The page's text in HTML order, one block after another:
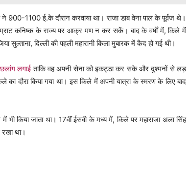
ने 900-1100 ई.के दौरान करवाया था। राजा डाब वेना पाल के पूर्वज थे।
सम्राट कनिष्क के राज्य पर आक्र मण न कर सकें। बाद के वर्षों में, किले में
सुल्ताना, दिल्ली की पहली महारानी किला मुबारक में कैद हो गई थी।
लगाईताकि वह अपनी सेना को इकट्ठा कर सके और दुश्मनों से लड़
का दौरा किया गया था। इस किले में अपनी यात्रा के स्मरण के लिए बाद
किया जाता था। 17वीं ईसवी के मध्य में, किले पर महाराजा अला सिंह
था।